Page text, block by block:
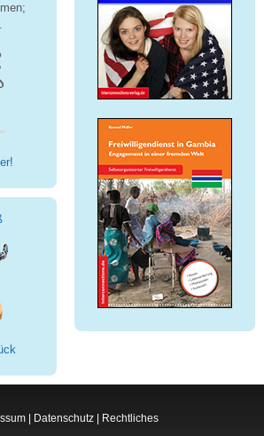
| Datenschutz | Rechtliches